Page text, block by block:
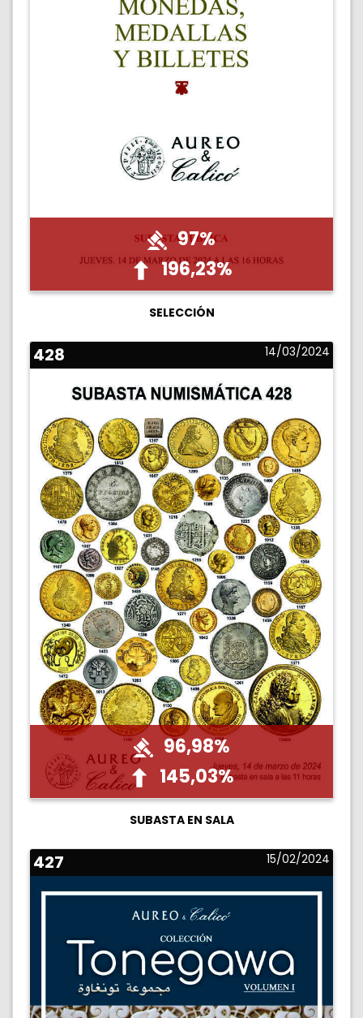
97%
196,23%
SELECCIÓN
428 14/03/2024
96,98%
145,03%
SUBASTA EN SALA
427 15/02/2024